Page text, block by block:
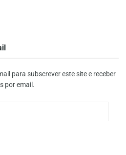
para subscrever este site e receber
por email.